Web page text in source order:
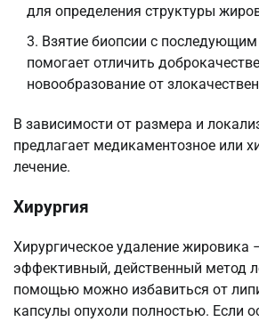
для определения структуры
Взятие биопсии с
помогает отличить
новообразование от
В зависимости от размера и
предлагает медикаментозное или
лечение.
Хирургия
Хирургическое удаление жировика
эффективный, действенный метод
помощью можно избавиться от
капсулы опухоли полностью. Если